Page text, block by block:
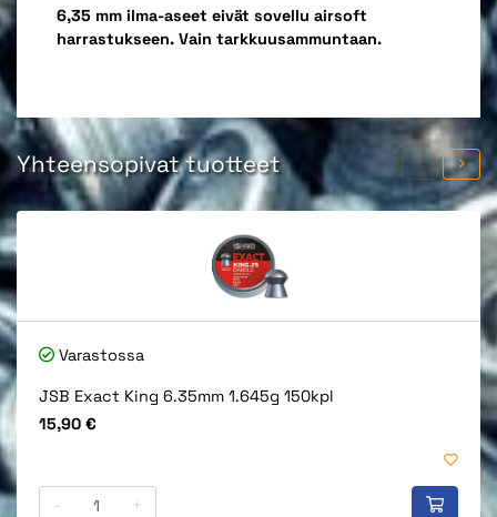
6,35 mm ilma-aseet eivät sovellu airsoft
harrastukseen. Vain tarkkuusammuntaan.
Yhteensopivat tuotteet
Varastossa
JSB Exact King 6.35mm 1.645g 150kpl
Hinta
15,90 €
- +